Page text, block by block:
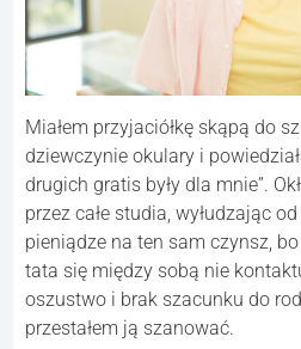
Miałem przyjaciółkę skąpą do
dziewczynie okulary i
drugich gratis były dla mnie”.
przez całe studia, wyłudzając
pieniądze na ten sam czynsz,
tata się między sobą nie
oszustwo i brak szacunku do
przestałem ją szanować.